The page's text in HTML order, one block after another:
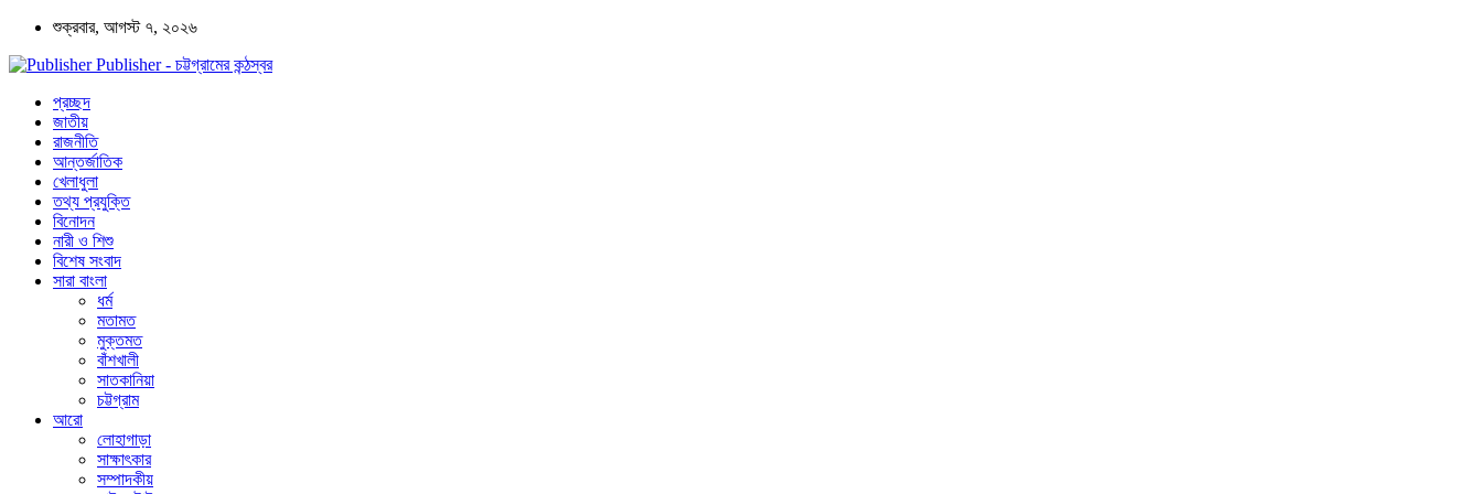
শুক্রবার, আগস্ট ৭, ২০২৬
Publisher - চট্টগ্রামের কন্ঠস্বর
প্রচ্ছদ
জাতীয়
রাজনীতি
আন্তর্জাতিক
খেলাধুলা
তথ্য প্রযুক্তি
বিনোদন
নারী ও শিশু
বিশেষ সংবাদ
সারা বাংলা
ধর্ম
মতামত
মুক্তমত
বাঁশখালী
সাতকানিয়া
চট্টগ্রাম
আরো
লোহাগাড়া
সাক্ষাৎকার
সম্পাদকীয়